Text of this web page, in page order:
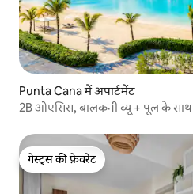
Punta Cana में अपार्टमेंट
2B ओएसिस, बालकनी व्यू + पूल के साथ
गेस्ट्स की फ़ेवरेट
गेस्ट्स की फ़ेवरेट